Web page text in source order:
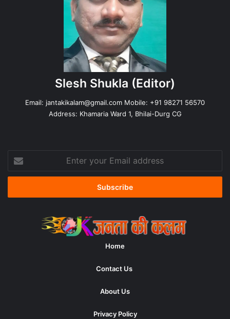
Slesh Shukla (Editor)
Email: jantakikalam@gmail.com Mobile: +91 98271 56570
Address: Khamaria Ward 1, Bhilai-Durg CG
your
Email
Home
Contact Us
About Us
Privacy Policy